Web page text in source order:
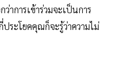
าการเข้าร่วมจะเป็นการ
ระโยคคุณก็จะรู้ว่าความไม่